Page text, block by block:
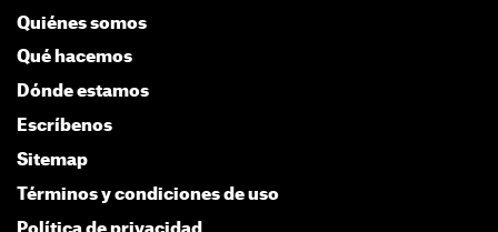
Quiénes somos
Qué hacemos
Dónde estamos
Escríbenos
Sitemap
Términos y condiciones de uso